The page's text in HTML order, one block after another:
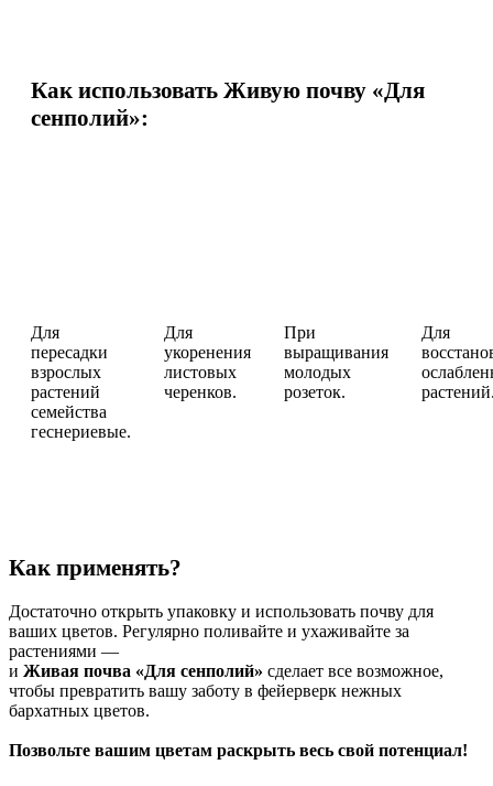
Как использовать Живую почву «Для
сенполий»:
Для
пересадки
взрослых
растений
семейства
геснериевые.
Для
укоренения
листовых
черенков.
При
выращивания
молодых
розеток.
Для
Как применять?
Достаточно открыть упаковку и использовать почву для
ваших цветов. Регулярно поливайте и ухаживайте за
растениями —
и Живая почва «Для сенполий» сделает все возможное,
чтобы превратить вашу заботу в фейерверк нежных
бархатных цветов.
Позвольте вашим цветам раскрыть весь свой потенциал!